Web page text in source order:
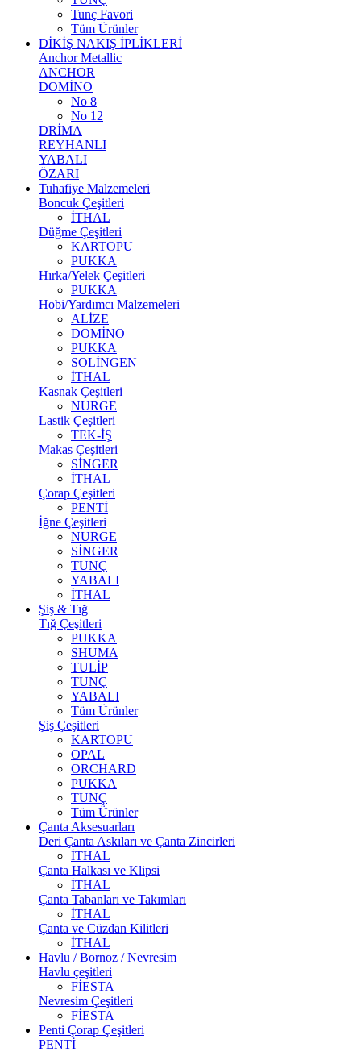
Tunç Favori
Tüm Ürünler
DİKİŞ NAKIŞ İPLİKLERİ
Anchor Metallic
ANCHOR
DOMİNO
No 8
No 12
DRİMA
REYHANLI
YABALI
ÖZARI
Tuhafiye Malzemeleri
Boncuk Çeşitleri
İTHAL
Düğme Çeşitleri
KARTOPU
PUKKA
Hırka/Yelek Çeşitleri
PUKKA
Hobi/Yardımcı Malzemeleri
ALİZE
DOMİNO
PUKKA
SOLİNGEN
İTHAL
Kasnak Çeşitleri
NURGE
Lastik Çeşitleri
TEK-İŞ
Makas Çeşitleri
SİNGER
İTHAL
Çorap Çeşitleri
PENTİ
İğne Çeşitleri
NURGE
SİNGER
TUNÇ
YABALI
İTHAL
Şiş & Tığ
Tığ Çeşitleri
PUKKA
SHUMA
TULİP
TUNÇ
YABALI
Tüm Ürünler
Şiş Çeşitleri
KARTOPU
OPAL
ORCHARD
PUKKA
TUNÇ
Tüm Ürünler
Çanta Aksesuarları
Deri Çanta Askıları ve Çanta Zincirleri
İTHAL
Çanta Halkası ve Klipsi
İTHAL
Çanta Tabanları ve Takımları
İTHAL
Çanta ve Cüzdan Kilitleri
İTHAL
Havlu / Bornoz / Nevresim
Havlu çeşitleri
FİESTA
Nevresim Çeşitleri
FİESTA
Penti Çorap Çeşitleri
PENTİ